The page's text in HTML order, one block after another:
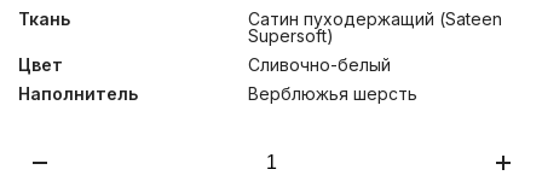
Ткань
Сатин пуходержащий (Sateen
Supersoft)
Цвет
Сливочно-белый
Наполнитель
Верблюжья шерсть